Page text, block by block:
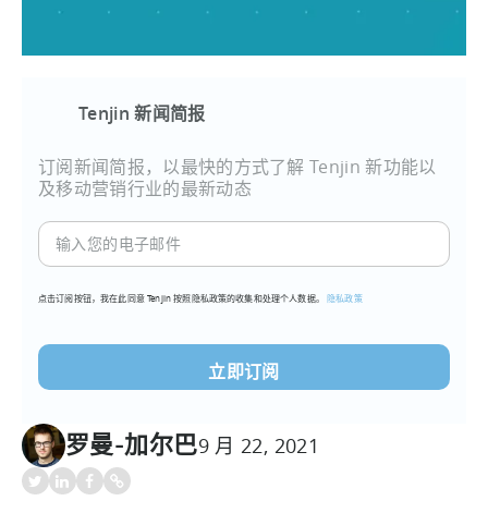
Tenjin 新闻简报
订阅新闻简报，以最快的方式了解 Tenjin 新功能以
及移动营销行业的最新动态
输
入
的
子
邮
(必
须填
写）
点击订阅按钮，我在此同意 Tenjin 按照隐私政策的收集和处理个人数据。隐私政策
罗曼-加尔巴9 月 22, 2021